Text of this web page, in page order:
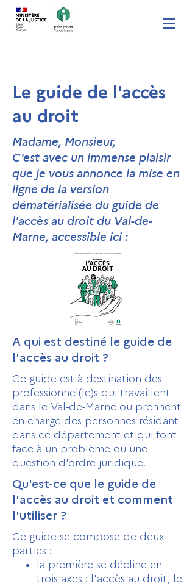
Le guide de l'accès
au droit
Madame, Monsieur,
C'est avec un immense plaisir
que je vous annonce la mise en
ligne de la version
dématérialisée du guide de
l'accès au droit du Val-de-
Marne, accessible ici :
A qui est destiné le guide de
l'accès au droit ?
Ce guide est à destination des
professionnel(le)s qui travaillent
dans le Val-de-Marne ou prennent
en charge des personnes résidant
dans ce département et qui font
face à un problème ou une
question d'ordre juridique.
Qu'est-ce que le guide de
l'accès au droit et comment
l'utiliser ?
Ce guide se compose de deux
parties :
la première se décline en
trois axes : l'accès au droit, le